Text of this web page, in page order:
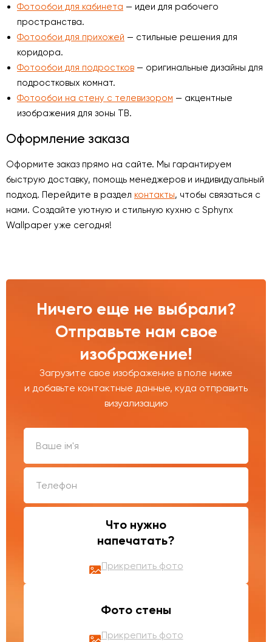
Фотообои для кабинета — идеи для рабочего
пространства.
Фотообои для прихожей — стильные решения для
коридора.
Фотообои для подростков — оригинальные дизайны для
подростковых комнат.
Фотообои на стену с телевизором — акцентные
изображения для зоны ТВ.
Оформление заказа
Оформите заказ прямо на сайте. Мы гарантируем
быструю доставку, помощь менеджеров и индивидуальный
подход. Перейдите в раздел контакты, чтобы связаться с
нами. Создайте уютную и стильную кухню с Sphynx
Wallpaper уже сегодня!
Ничего еще не выбрали?
Отправьте нам свое
изображение!
Загрузите свое изображение в поле ниже
и добавьте контактные данные, куда отправить
визуализацию
Что нужно
напечатать?
Прикрепить фото
Фото стены
Прикрепить фото